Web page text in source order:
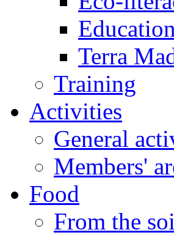
Terra
Training
Activities
General
Members'
Food
From the